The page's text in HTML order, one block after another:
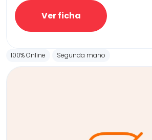
Ver ficha
100% Online Segunda mano